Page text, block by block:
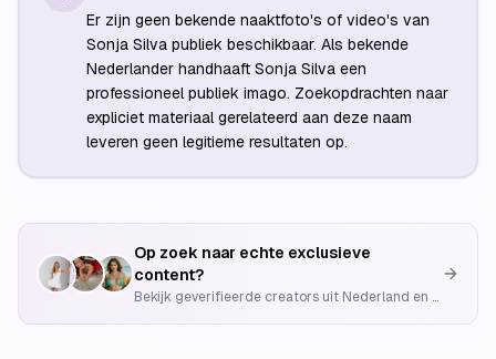
Er zijn geen bekende naaktfoto's of video's van
Sonja Silva publiek beschikbaar. Als bekende
Nederlander handhaaft Sonja Silva een
professioneel publiek imago. Zoekopdrachten naar
expliciet materiaal gerelateerd aan deze naam
leveren geen legitieme resultaten op.
Op zoek naar echte exclusieve
content?
Bekijk geverifieerde creators uit Nederland en België